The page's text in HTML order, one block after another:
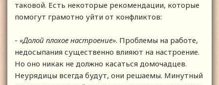
таковой. Есть некоторые рекомендации, которые
помогут грамотно уйти от конфликтов:
- «Долой плохое настроение». Проблемы на работе,
недосыпания существенно влияют на настроение.
Но оно никак не должно касаться домочадцев.
Неурядицы всегда будут, они решаемы. Минутный